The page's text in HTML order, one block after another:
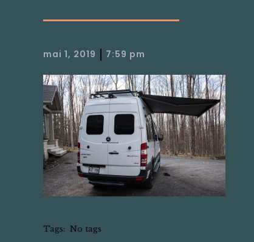
mai 1, 2019 7:59 pm
Tags: No tags